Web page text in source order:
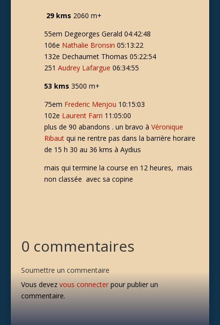
29 kms 2060 m+
55em Degeorges Gerald 04:42:48
106e Nathalie Bronsin 05:13:22
132e Dechaumet Thomas 05:22:54
251Audrey Lafargue 06:34:55
53 kms 3500 m+
75em Frederic Menjou 10:15:03
102e Laurent Farri 11:05:00
plus de 90 abandons . un bravo àVéronique
Ribaut qui ne rentre pas dans la barrière horaire
de 15 h 30 au 36 kms à Aydius
mais qui termine la course en 12 heures, mais
non classée avec sa copine
0 commentaires
Soumettre un commentaire
Vous devez vous connecterpour publier un
commentaire.